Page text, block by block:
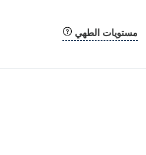
مستويات الطهي